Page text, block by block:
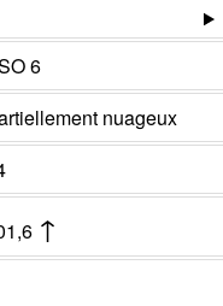
6
nuageux
↑